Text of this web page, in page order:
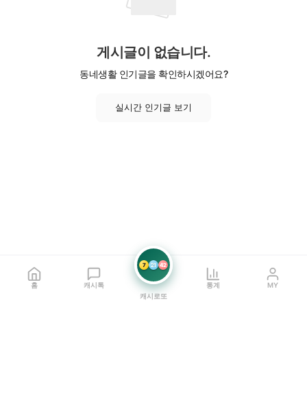
게시글이 없습니다.
동네생활 인기글을 확인하시겠어요?
실시간 인기글 보기
홈 캐시톡
7 21 42
캐시로또
통계 MY